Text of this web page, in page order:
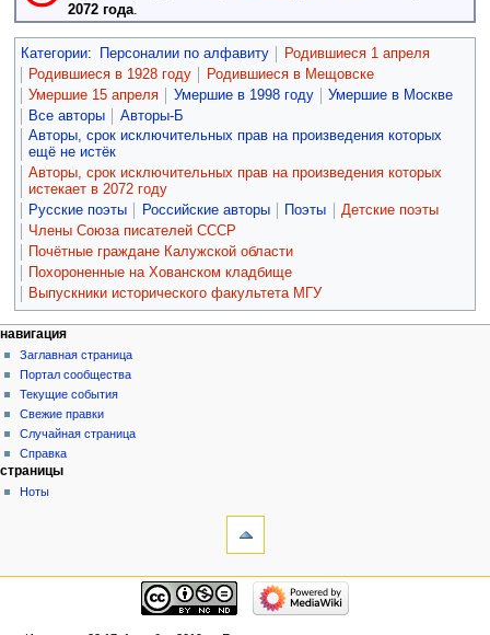
2072 года.
Категории: Персоналии по алфавиту
Родившиеся 1 апреля
Родившиеся в 1928 году
Родившиеся в Мещовске
Умершие 15 апреля
Умершие в 1998 году
Умершие в Москве
Все авторы
Авторы-Б
Авторы, срок исключительных прав на произведения которых
ещё не истёк
Авторы, срок исключительных прав на произведения которых
истекает в 2072 году
Русские поэты
Российские авторы Поэты
Детские поэты
Члены Союза писателей СССР
Почётные граждане Калужской области
Похороненные на Хованском кладбище
Выпускники исторического факультета МГУ
навигация
Заглавная страница
Портал сообщества
Текущие события
Свежие правки
Случайная страница
Справка
страницы
Ноты